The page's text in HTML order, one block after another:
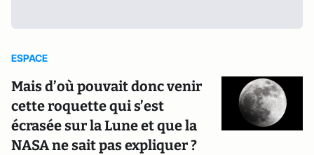
ESPACE
Mais d’où pouvait donc venir
cette roquette qui s’est
écrasée sur la Lune et que la
NASA ne sait pas expliquer ?